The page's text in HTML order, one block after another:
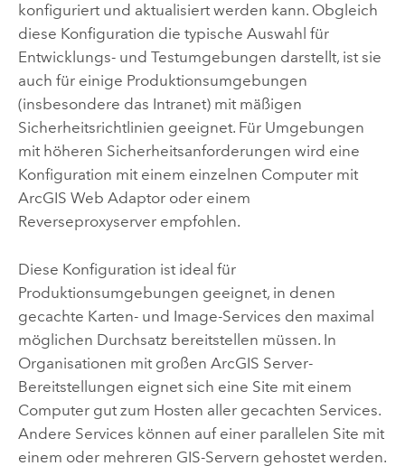
konfiguriert und aktualisiert werden kann. Obgleich
diese Konfiguration die typische Auswahl für
Entwicklungs- und Testumgebungen darstellt, ist sie
auch für einige Produktionsumgebungen
(insbesondere das Intranet) mit mäßigen
Sicherheitsrichtlinien geeignet. Für Umgebungen
mit höheren Sicherheitsanforderungen wird eine
Konfiguration mit einem einzelnen Computer mit
ArcGIS Web Adaptoroder einem
Reverseproxyserver empfohlen.
Diese Konfiguration ist ideal für
Produktionsumgebungen geeignet, in denen
gecachte Karten- und Image-Services den maximal
möglichen Durchsatz bereitstellen müssen. In
Organisationen mit großen ArcGIS Server-
Bereitstellungen eignet sich eine Site mit einem
Computer gut zum Hosten aller gecachten Services.
Andere Services können auf einer parallelen Site mit
einem oder mehreren GIS-Servern gehostet werden.